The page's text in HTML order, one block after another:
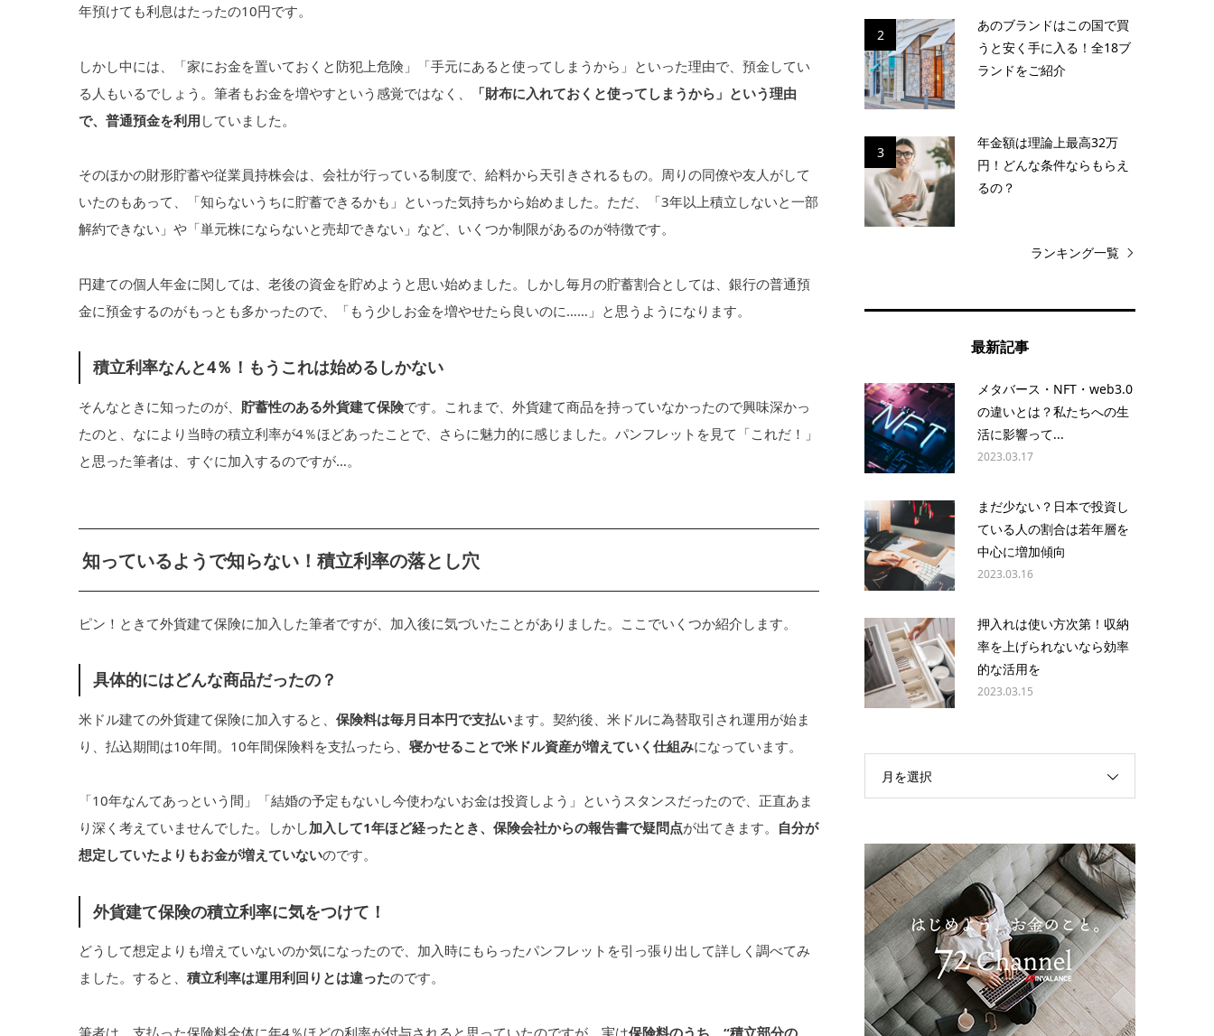
年預けても利息はたったの10円です。
しかし中には、「家にお金を置いておくと防犯上危険」「手元にあると使ってしまうから」といった理由で、預金してい
る人もいるでしょう。筆者もお金を増やすという感覚ではなく、
「財布に入れておくと使ってしまうから」という理由
で、普通預金を利用 していました。
そのほかの財形貯蓄や従業員持株会は、会社が行っている制度で、給料から天引きされるもの。周りの同僚や友人がして
いたのもあって、「知らないうちに貯蓄できるかも」といった気持ちから始めました。ただ、「3年以上積立しないと一部
解約できない」や「単元株にならないと売却できない」など、いくつか制限があるのが特徴です。
円建ての個人年金に関しては、老後の資金を貯めようと思い始めました。しかし毎月の貯蓄割合としては、銀行の普通預
金に預金するのがもっとも多かったので、「もう少しお金を増やせたら良いのに……」と思うようになります。
積立利率なんと4％！もうこれは始めるしかない
そんなときに知ったのが、 貯蓄性のある外貨建て保険です。これまで、外貨建て商品を持っていなかったので興味深かっ
たのと、なにより当時の積立利率が4％ほどあったことで、さらに魅力的に感じました。パンフレットを見て「これだ！」
と思った筆者は、すぐに加入するのですが…。
知っているようで知らない！積立利率の落とし穴
ピン！ときて外貨建て保険に加入した筆者ですが、加入後に気づいたことがありました。ここでいくつか紹介します。
具体的にはどんな商品だったの？
米ドル建ての外貨建て保険に加入すると、 保険料は毎月日本円で支払います。契約後、米ドルに為替取引され運用が始ま
り、払込期間は10年間。10年間保険料を支払ったら、 寝かせることで米ドル資産が増えていく仕組みになっています。
「10年なんてあっという間」「結婚の予定もないし今使わないお金は投資しよう」というスタンスだったので、正直あま
り深く考えていませんでした。しかし加入して1年ほど経ったとき、保険会社からの報告書で疑問点が出てきます。 自分が
想定していたよりもお金が増えていないのです。
外貨建て保険の積立利率に気をつけて！
どうして想定よりも増えていないのか気になったので、加入時にもらったパンフレットを引っ張り出して詳しく調べてみ
ました。すると、 積立利率は運用利回りとは違ったのです。
筆者は、支払った保険料全体に年4％ほどの利率が付与されると思っていたのですが、実は保険料のうち、“積立部分の
2
あのブランドはこの国で買
うと安く手に入る！全18ブ
ランドをご紹介
3
年金額は理論上最高32万
円！どんな条件ならもらえ
るの？
ランキング一覧
最新記事
メタバース・NFT・web3.0
の違いとは？私たちへの生
活に影響って...
2023.03.17
まだ少ない？日本で投資し
ている人の割合は若年層を
中心に増加傾向
2023.03.16
押入れは使い方次第！収納
率を上げられないなら効率
的な活用を
2023.03.15
月を選択